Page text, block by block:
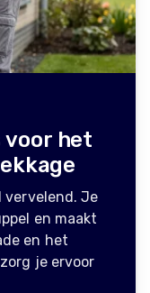
het
vervelend. Je
en maakt
en het
je ervoor